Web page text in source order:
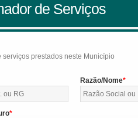
de Serviços
prestados neste Município
Razão/Nome